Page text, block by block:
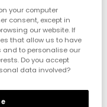
your computer
consent, except in
our website. If
that allow us to have
and to personalise our
Do you accept
data involved?